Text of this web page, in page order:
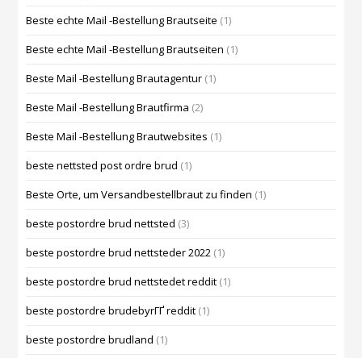
Beste echte Mail -Bestellung Brautseite (1)
Beste echte Mail -Bestellung Brautseiten (1)
Beste Mail -Bestellung Brautagentur (1)
Beste Mail -Bestellung Brautfirma (2)
Beste Mail -Bestellung Brautwebsites (1)
beste nettsted post ordre brud (1)
Beste Orte, um Versandbestellbraut zu finden (1)
beste postordre brud nettsted (3)
beste postordre brud nettsteder 2022 (1)
beste postordre brud nettstedet reddit (1)
beste postordre brudebyrГҐ reddit (1)
beste postordre brudland (1)